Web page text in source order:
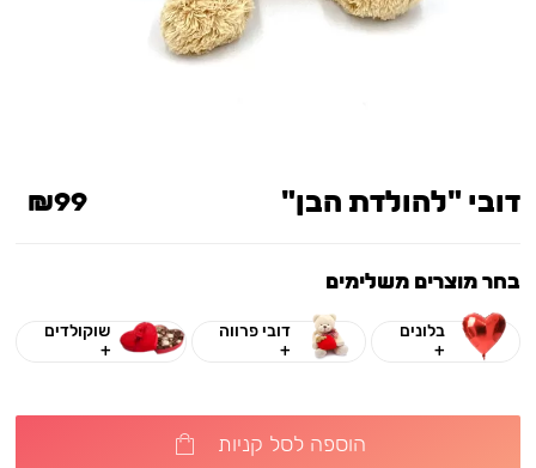
דובי "להולדת הבן" ₪99
בחר מוצרים משלימים
בלונים
+
דובי פרווה
+
שוקולדים
+
הוספה לסל קניות